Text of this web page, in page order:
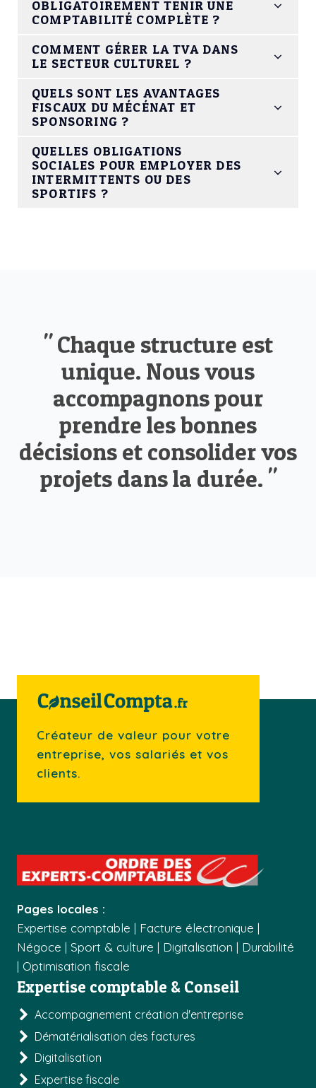
OBLIGATOIREMENT TENIR UNE
COMPTABILITÉ COMPLÈTE ?
COMMENT GÉRER LA TVA DANS
LE SECTEUR CULTUREL ?
QUELS SONT LES AVANTAGES
FISCAUX DU MÉCÉNAT ET
SPONSORING ?
QUELLES OBLIGATIONS
SOCIALES POUR EMPLOYER DES
INTERMITTENTS OU DES
SPORTIFS ?
" Chaque structure est
unique. Nous vous
accompagnons pour
prendre les bonnes
décisions et consolider vos
projets dans la durée. "
Créateur de valeur pour votre
entreprise, vos salariés et vos
clients.
Pages locales :
Expertise comptable | Facture électronique |
Négoce | Sport & culture | Digitalisation | Durabilité
| Optimisation fiscale
Expertise comptable & Conseil
Accompagnement création d'entreprise
Dématérialisation des factures
Digitalisation
Expertise fiscale